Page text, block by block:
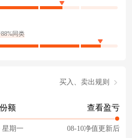
同类
买入、卖出规则
额
星期一
查看盈亏
08-10净值更新后